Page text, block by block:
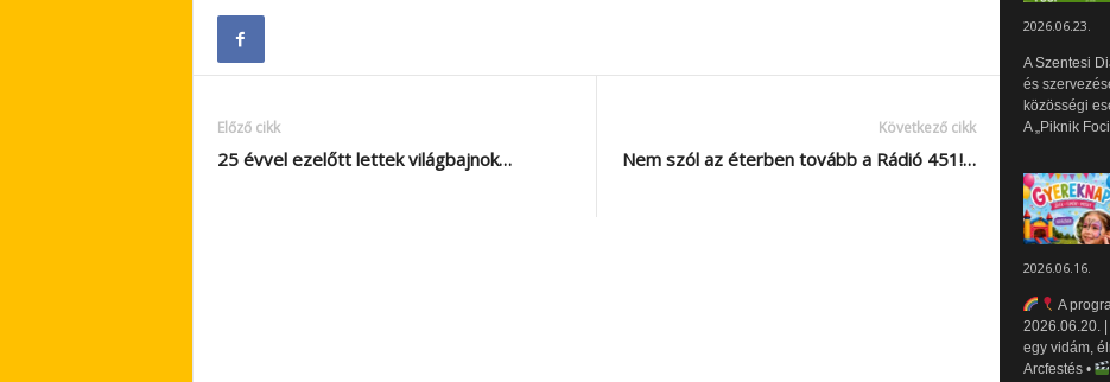
Előző cikk
25 évvel ezelőtt lettek világbajnok…
Következő cikk
Nem szól az éterben tovább a Rádió 451!…
2026.06.23.
A Szentesi
és
közösségi
A „Piknik
2026.06.16.
A
2026.06.20.
egy vidám,
Arcfestés •